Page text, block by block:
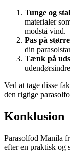
Tunge og
materialer
modstå vind.
Pas på
din
Tænk på
Ved at tage disse
den rigtige
Konklusion
Parasolfod Manila
efter en praktisk og